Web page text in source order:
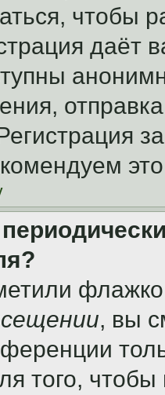
чтобы
даёт
, вы
того, чтобы